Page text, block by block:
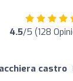
4.5/5 (128
castro